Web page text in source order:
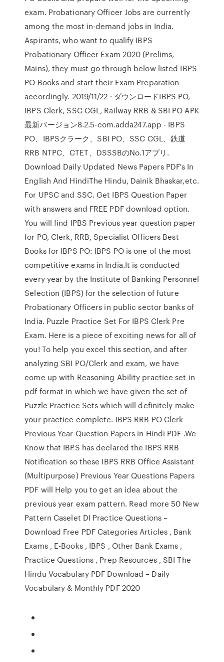
exam. Probationary Officer Jobs are currently
among the most in-demand jobs in India.
Aspirants, who want to qualify IBPS
Probationary Officer Exam 2020 (Prelims,
Mains), they must go through below listed IBPS
PO Books and start their Exam Preparation
accordingly. 2019/11/22 · ダウンロードIBPS PO,
IBPS Clerk, SSC CGL, Railway RRB & SBI PO APK
最新バージョン8.2.5-com.adda247.app - IBPS
PO、IBPSクラーク、SBI PO、SSC CGL、鉄道
RRB NTPC、CTET、DSSSBのNo.1アプリ.
Download Daily Updated News Papers PDF's In
English And HindiThe Hindu, Dainik Bhaskar,etc.
For UPSC and SSC. Get IBPS Question Paper
with answers and FREE PDF download option.
You will find IPBS Previous year question paper
for PO, Clerk, RRB, Specialist Officers Best
Books for IBPS PO: IBPS PO is one of the most
competitive exams in India.It is conducted
every year by the Institute of Banking Personnel
Selection (IBPS) for the selection of future
Probationary Officers in public sector banks of
India. Puzzle Practice Set For IBPS Clerk Pre
Exam. Here is a piece of exciting news for all of
you! To help you excel this section, and after
analyzing SBI PO/Clerk and exam, we have
come up with Reasoning Ability practice set in
pdf format in which we have given the set of
Puzzle Practice Sets which will definitely make
your practice complete. IBPS RRB PO Clerk
Previous Year Question Papers in Hindi PDF .We
Know that IBPS has declared the IBPS RRB
Notification so these IBPS RRB Office Assistant
(Multipurpose) Previous Year Questions Papers
PDF will Help you to get an idea about the
previous year exam pattern. Read more 50 New
Pattern Caselet DI Practice Questions –
Download Free PDF Categories Articles , Bank
Exams , E-Books , IBPS , Other Bank Exams ,
Practice Questions , Prep Resources , SBI The
Hindu Vocabulary PDF Download – Daily
Vocabulary & Monthly PDF 2020